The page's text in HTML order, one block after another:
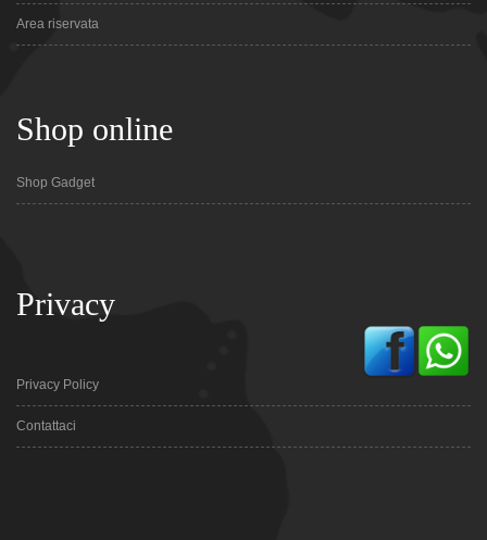
Area riservata
Shop online
Shop Gadget
Privacy
Privacy Policy
Contattaci